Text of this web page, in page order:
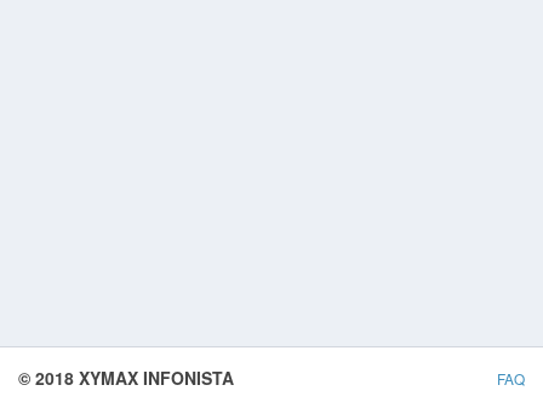
FAQ
© 2018 XYMAX INFONISTA